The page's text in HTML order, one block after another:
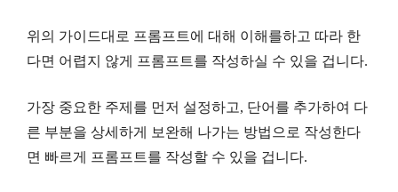
위의 가이드대로 프롬프트에 대해 이해를하고 따라 한
다면 어렵지 않게 프롬프트를 작성하실 수 있을 겁니다.
가장 중요한 주제를 먼저 설정하고, 단어를 추가하여 다
른 부분을 상세하게 보완해 나가는 방법으로 작성한다
면 빠르게 프롬프트를 작성할 수 있을 겁니다.